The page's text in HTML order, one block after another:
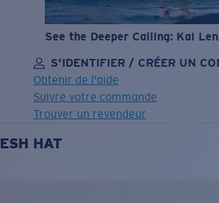
See the Deeper Calling: Kai
S’IDENTIFIER / CRÉER UN
Obtenir de l'aide
Suivre votre commande
Trouver un revendeur
À JOURAJOUTÉ AU PANIER!
HAT